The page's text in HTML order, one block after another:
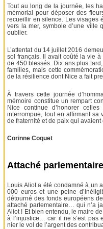
Tout au long de la journée, les
mémorial pour déposer des
recueillir en silence. Les visages
vers la mer, symbole d’une ville
oublier.
L’attentat du 14 juillet 2016
sol français. Il avait coûté la vie
de 450 blessés. Dix ans plus
familles, mais cette
de la résilience dont Nice a fait
À travers cette journée
mémoire constitue un rempart
Nice continue d’honorer
interrompue, tout en affirmant sa
de fraternité et de paix qui
Corinne Coquet
Attaché
Louis Aliot a été condamné à un
000 euros et une peine
détourné des fonds européens
attaché parlementaire… qui n’a
Aliot ! Et bien entendu, le maire
à l’injustice… car il ne s’est pas
nier le vol de l’argent des